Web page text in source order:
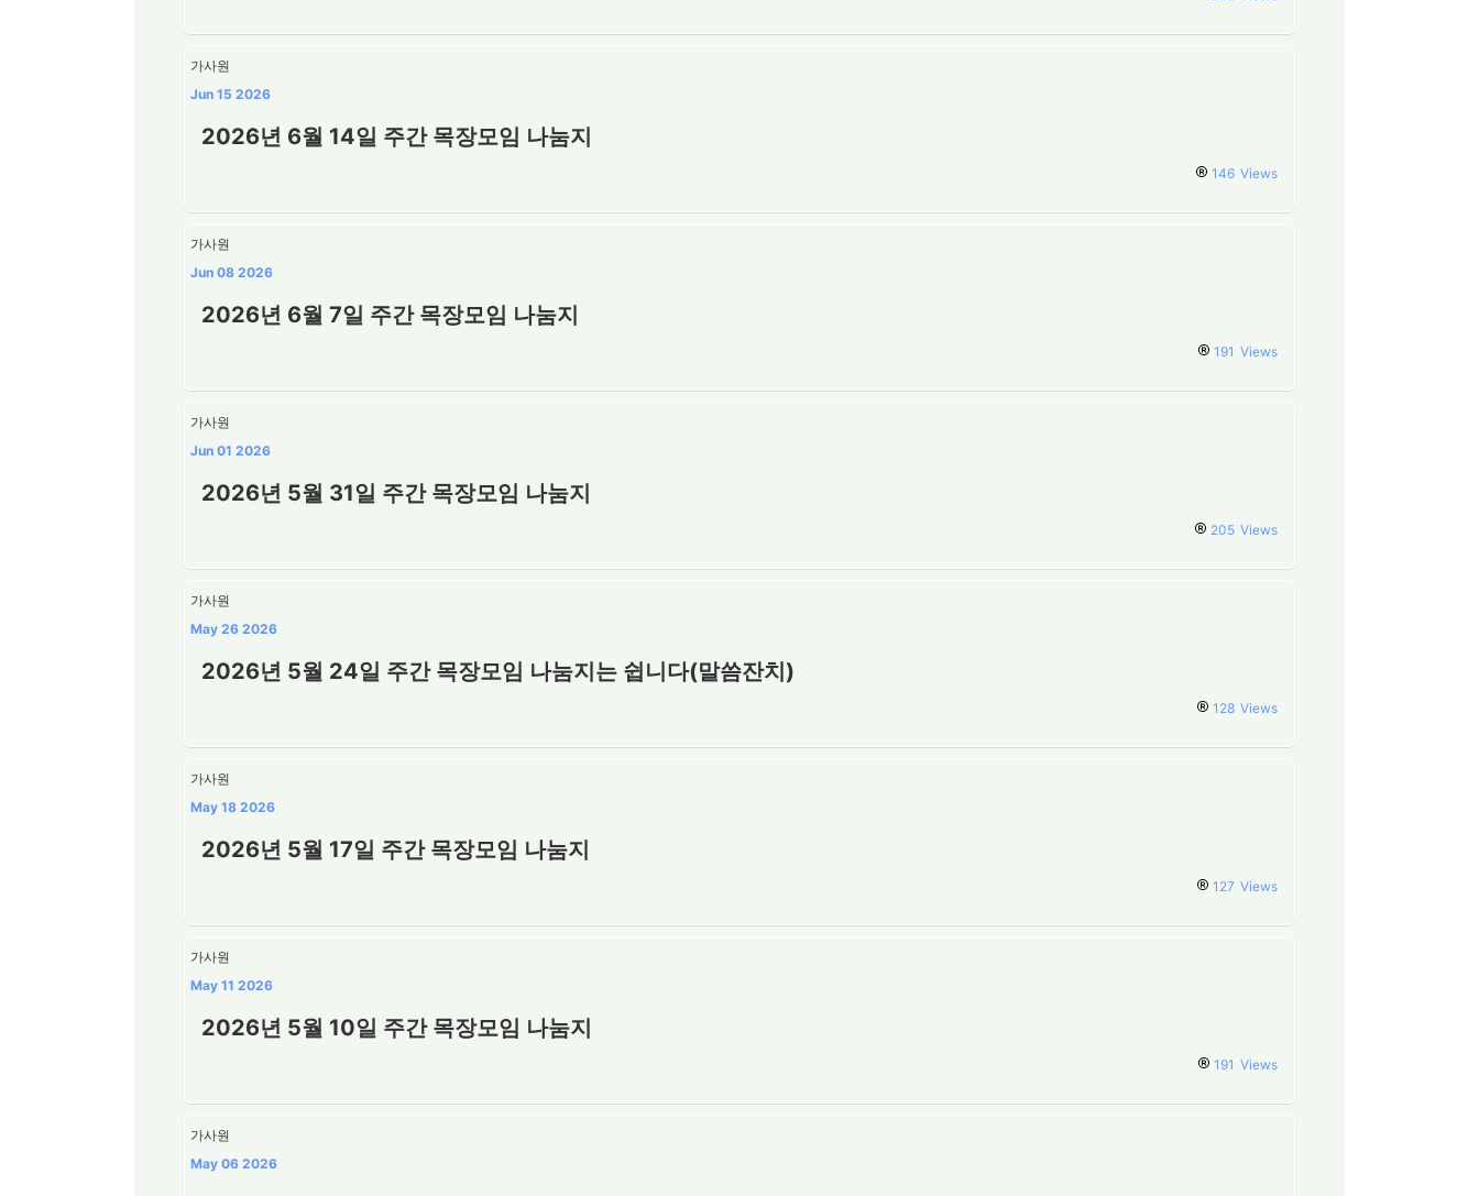
가사원
Jun 15 2026
2026년 6월 14일 주간 목장모임 나눔지
146 Views
가사원
Jun 08 2026
2026년 6월 7일 주간 목장모임 나눔지
191 Views
가사원
Jun 01 2026
2026년 5월 31일 주간 목장모임 나눔지
205 Views
가사원
May 26 2026
2026년 5월 24일 주간 목장모임 나눔지는 쉽니다(말씀잔치)
128 Views
가사원
May 18 2026
2026년 5월 17일 주간 목장모임 나눔지
127 Views
가사원
May 11 2026
2026년 5월 10일 주간 목장모임 나눔지
191 Views
가사원
May 06 2026